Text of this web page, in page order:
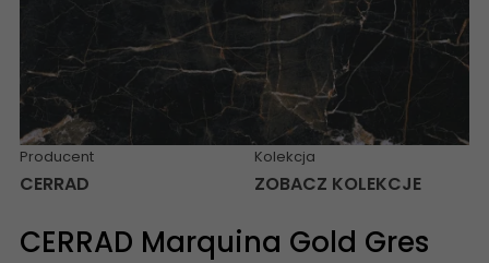
Producent
CERRAD
Kolekcja
ZOBACZ KOLEKCJE
CERRAD Marquina Gold Gres